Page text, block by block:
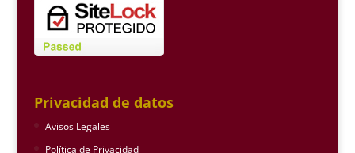
Privacidad de datos
Avisos Legales
Política de Privacidad